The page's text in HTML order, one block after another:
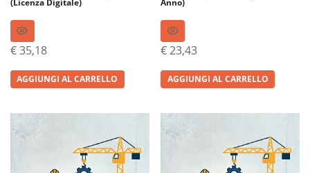
€35,18
AGGIUNGI AL CARRELLO
€23,43
AGGIUNGI AL CARRELLO